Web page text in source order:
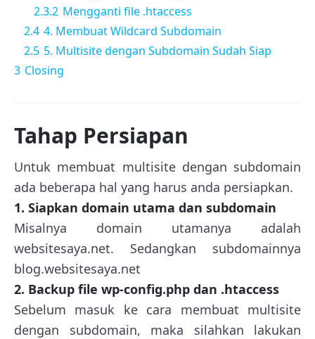
2.3.2 Mengganti file .htaccess
2.4 4. Membuat Wildcard Subdomain
2.5 5. Multisite dengan Subdomain Sudah Siap
3 Closing
Tahap Persiapan
Untuk membuat multisite dengan subdomain
ada beberapa hal yang harus anda persiapkan.
1. Siapkan domain utama dan subdomain
Misalnya domain utamanya adalah
websitesaya.net. Sedangkan subdomainnya
blog.websitesaya.net
2. Backup file wp-config.php dan .htaccess
Sebelum masuk ke cara membuat multisite
dengan subdomain, maka silahkan lakukan